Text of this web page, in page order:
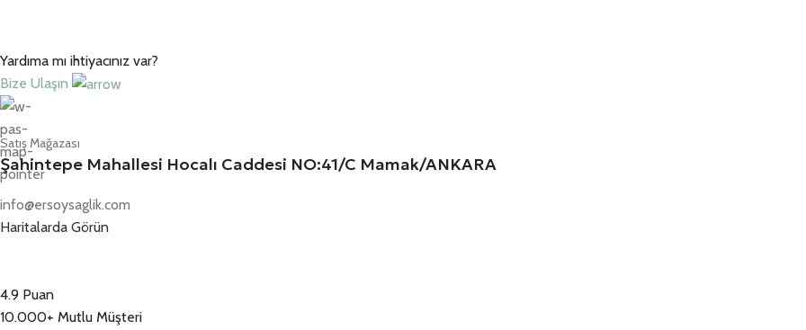
Yardıma mı ihtiyacınız var?
Bize Ulaşın
Satış Mağazası
Şahintepe Mahallesi Hocalı Caddesi NO:41/C Mamak/ANKARA
info@ersoysaglik.com
Haritalarda Görün
4.9 Puan
10.000+ Mutlu Müşteri